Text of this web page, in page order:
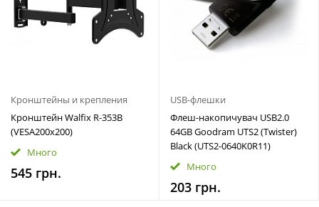
Кронштейны и крепления
Кронштейн Walfix R-353B
(VESA200х200)
Много
545 грн.
USB-флешки
Флеш-накопичувач USB2.0
64GB Goodram UTS2 (Twister)
Black (UTS2-0640K0R11)
Много
203 грн.